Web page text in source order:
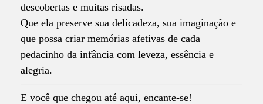
descobertas e muitas risadas.
Que ela preserve sua delicadeza, sua imaginação e
que possa criar memórias afetivas de cada
pedacinho da infância com leveza, essência e
alegria.
E você que chegou até aqui, encante-se!